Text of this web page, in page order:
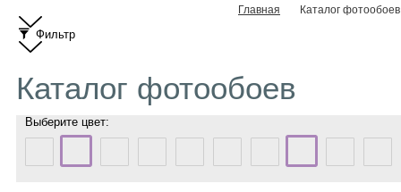
Главная Каталог фотообоев
Фильтр
Каталог фотообоев
Выберите цвет: